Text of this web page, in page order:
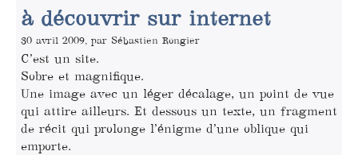
à découvrir sur internet
30 avril 2009, par Sébastien Rongier
C’est un site.
Sobre et magnifique.
Une image avec un léger décalage, un point de vue
qui attire ailleurs. Et dessous un texte, un fragment
de récit qui prolonge l’énigme d’une oblique qui
emporte.